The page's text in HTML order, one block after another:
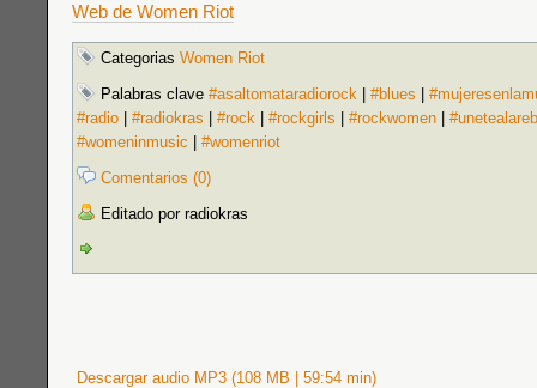
Web de Women Riot
Categorias Women Riot
Palabras clave #asaltomataradiorock #blues
#radio
#radiokras #rock #rockgirls #rockwomen
#womeninmusic
#womenriot
Comentarios (0)
Editado por radiokras
Descargar audio MP3 (108 MB | 59:54 min)